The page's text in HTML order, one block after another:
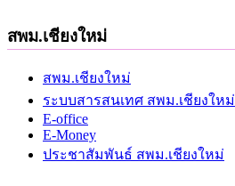
สพม.เชียงใหม่
สพม.เชียงใหม่
ระบบสารสนเทศ สพม.เชียงใหม่
E-office
E-Money
ประชาสัมพันธ์ สพม.เชียงใหม่